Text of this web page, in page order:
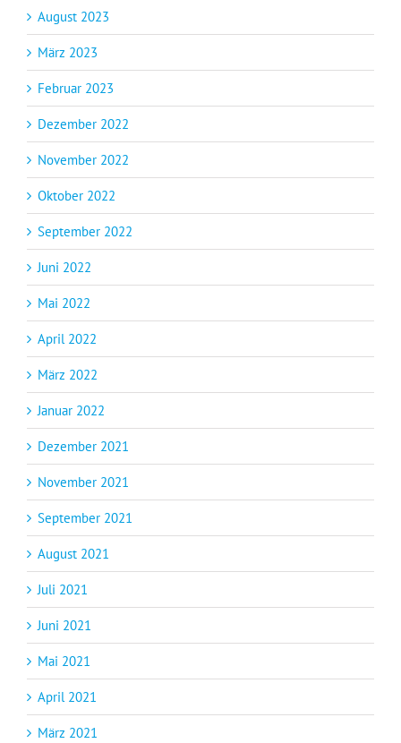
August 2023
März 2023
Februar 2023
Dezember 2022
November 2022
Oktober 2022
September 2022
Juni 2022
Mai 2022
April 2022
März 2022
Januar 2022
Dezember 2021
November 2021
September 2021
August 2021
Juli 2021
Juni 2021
Mai 2021
April 2021
März 2021